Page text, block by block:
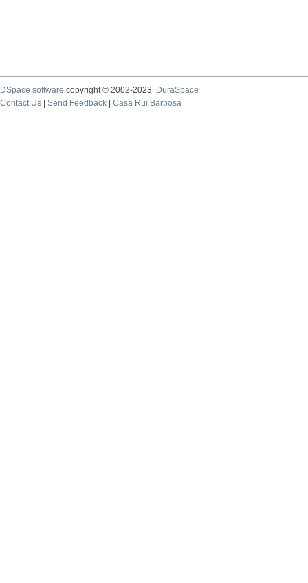
DSpace software copyright © 2002-2023
DuraSpace
Contact Us
Send Feedback Casa Rui Barbosa